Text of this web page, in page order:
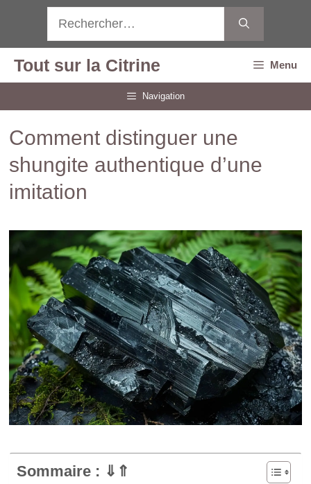
contenu
Tout sur la Citrine Menu
Navigation
Comment distinguer une
shungite authentique d’une
imitation
Sommaire : ⇓⇑